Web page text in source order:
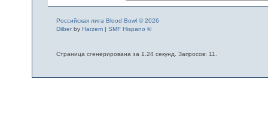
Российская лига Blood Bowl © 2026
Dilberby Harzem| SMF Hispano ©
Страница сгенерирована за 1.24 секунд. Запросов: 11.